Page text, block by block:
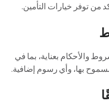
من توفر خيارات التأمين.
والأحكام بعناية، بما في
بها، وأي رسوم إضافية.